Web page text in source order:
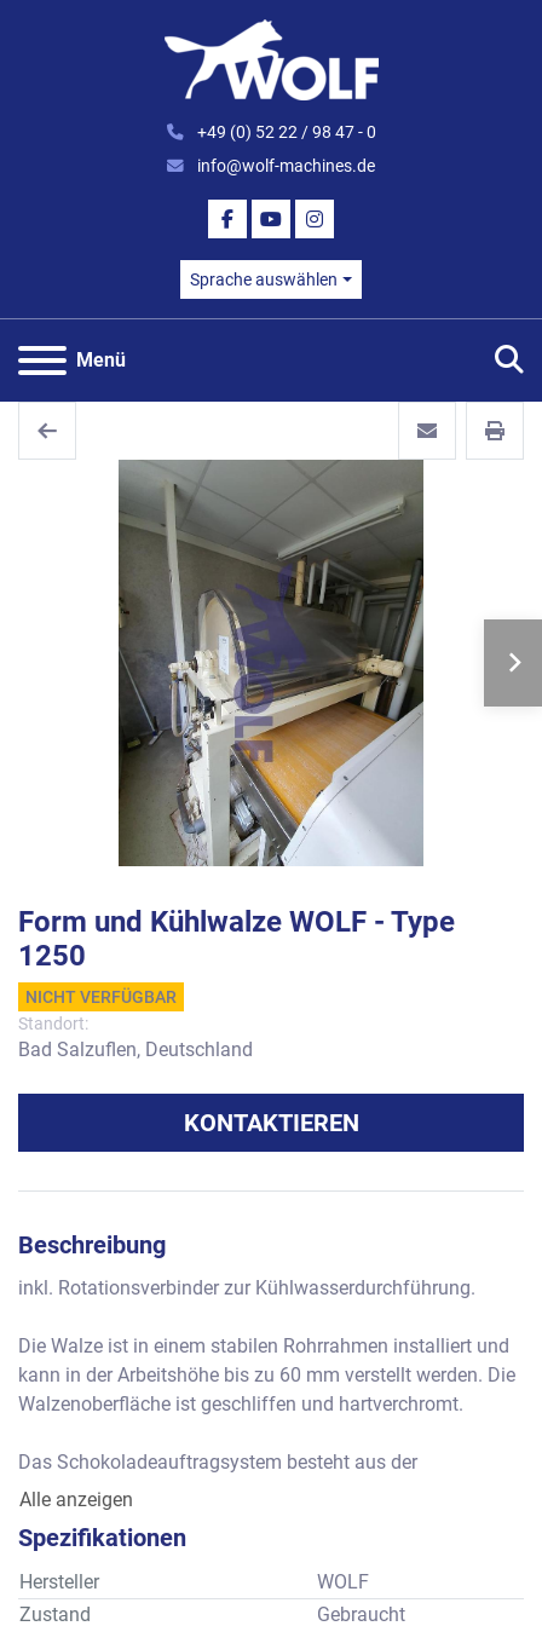
+49 (0) 52 22 / 98 47 - 0
info@wolf-machines.de
FACEBOOK
YOUTUBEINSTAGRAM
Sprache auswählen
Menü
Form und Kühlwalze WOLF - Type
1250
NICHT VERFÜGBAR
Standort:
Bad Salzuflen, Deutschland
KONTAKTIEREN
Beschreibung
inkl. Rotationsverbinder zur Kühlwasserdurchführung.
Die Walze ist in einem stabilen Rohrrahmen installiert und
kann in der Arbeitshöhe bis zu 60 mm verstellt werden. Die
Walzenoberfläche ist geschliffen und hartverchromt.
Das Schokoladeauftragsystem besteht aus der
Auftragswalze sowie der Leckwalze zur Bestimmung der
und mit temperiertem Wasser beheizt. Ein kombiniertes
Kühl- und Heizsystem ist eingeschlossen, um die
Oberflächentemperaturen der drei Walzen unabhängig
Alle anzeigen
Spezifikationen
Hersteller
WOLF
Zustand
Gebraucht